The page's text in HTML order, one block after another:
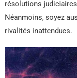
résolutions
Néanmoins, soyez
rivalités inattendues.